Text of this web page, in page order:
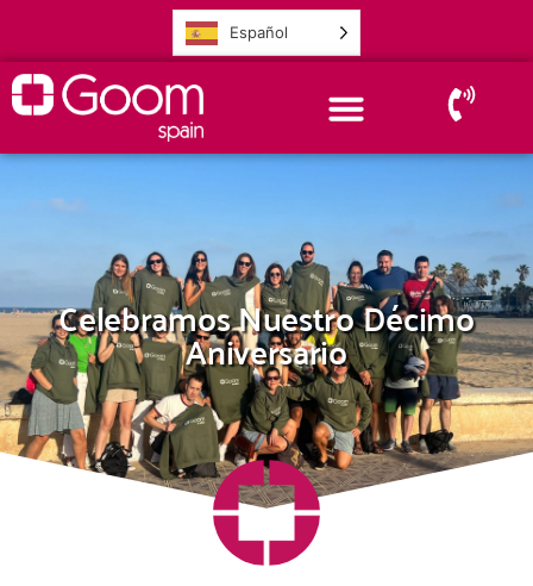
Español
Celebramos Nuestro Décimo
Aniversario